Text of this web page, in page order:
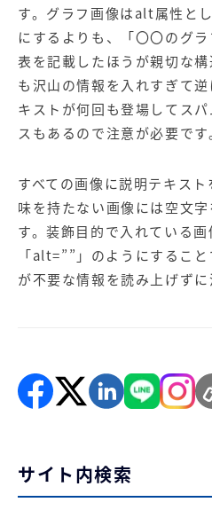
す。グラフ画像はalt属性と
にするよりも、「〇〇のグ
表を記載したほうが親切な
も沢山の情報を入れすぎて
キストが何回も登場してス
スもあるので注意が必要です
すべての画像に説明テキス
味を持たない画像には空文
す。装飾目的で入れている画
「alt=””」のようにするこ
が不要な情報を読み上げずに
サイト内検索